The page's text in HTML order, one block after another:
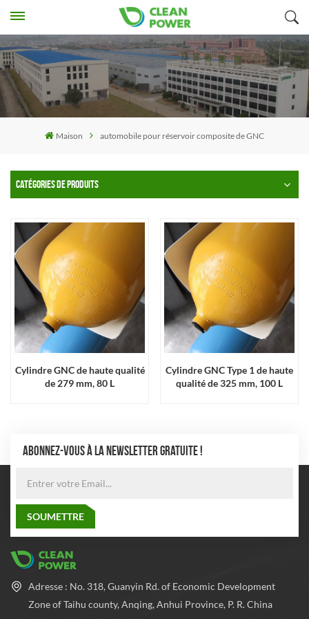
Maison automobile pour réservoir composite de GNC
CATÉGORIES DE PRODUITS
Cylindre GNC de haute qualité
de 279 mm, 80 L
Cylindre GNC Type 1 de haute
qualité de 325 mm, 100 L
ABONNEZ-VOUS À LA NEWSLETTER GRATUITE !
Adresse : No. 318, Guanyin Rd. of Economic Development
Zone of Taihu county, Anqing, Anhui Province, P. R. China